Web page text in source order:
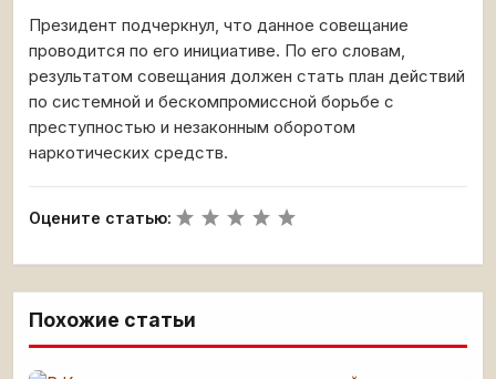
Президент подчеркнул, что данное совещание
проводится по его инициативе. По его словам,
результатом совещания должен стать план действий
по системной и бескомпромиссной борьбе с
преступностью и незаконным оборотом
наркотических средств.
Оцените статью:
Похожие статьи